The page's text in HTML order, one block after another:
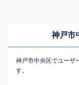
神戸市
神戸市中央区でユーザ
す。